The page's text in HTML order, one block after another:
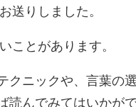
送りしました。
ことがあります。
クニックや、言葉の
んでみてはいかがで